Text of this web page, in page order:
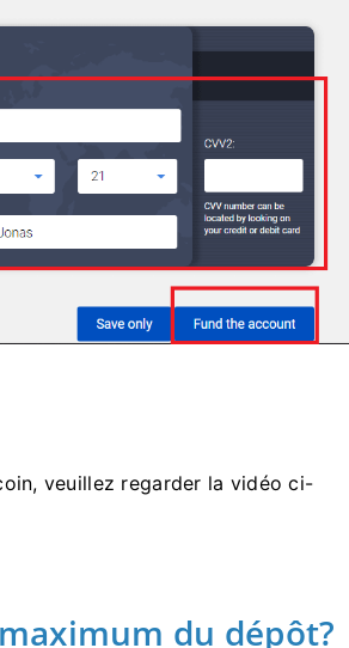
veuillez regarder la vidéo ci-
du dépôt?